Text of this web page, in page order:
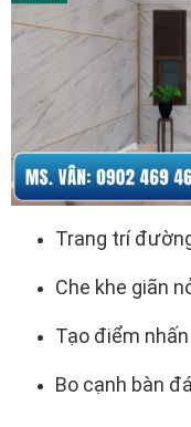
Trang trí
Che khe giãn
Tạo điểm
Bo cạnh bàn